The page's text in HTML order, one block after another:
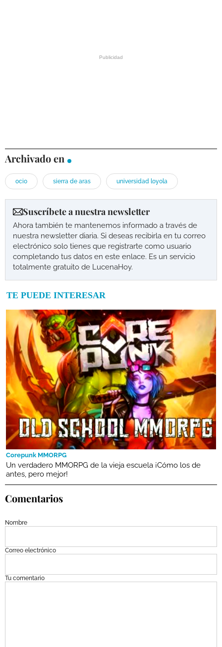
Archivado en
ocio sierra de aras universidad loyola
Suscríbete a nuestra newsletter
Ahora también te mantenemos informado a través de
nuestra newsletter diaria. Si deseas recibirla en tu correo
electrónico solo tienes que registrarte como usuario
completando tus datos en este enlace. Es un servicio
totalmente gratuito de LucenaHoy.
TE PUEDE INTERESAR
Corepunk MMORPG
Un verdadero MMORPG de la vieja escuela ¡Cómo los de
antes, pero mejor!
Comentarios
Nombre
Correo electrónico
Tu comentario